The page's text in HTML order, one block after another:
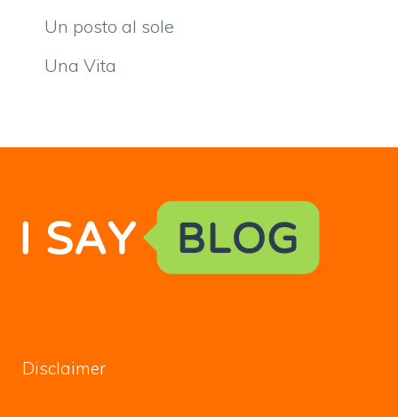
Un posto al sole
Una Vita
Disclaimer